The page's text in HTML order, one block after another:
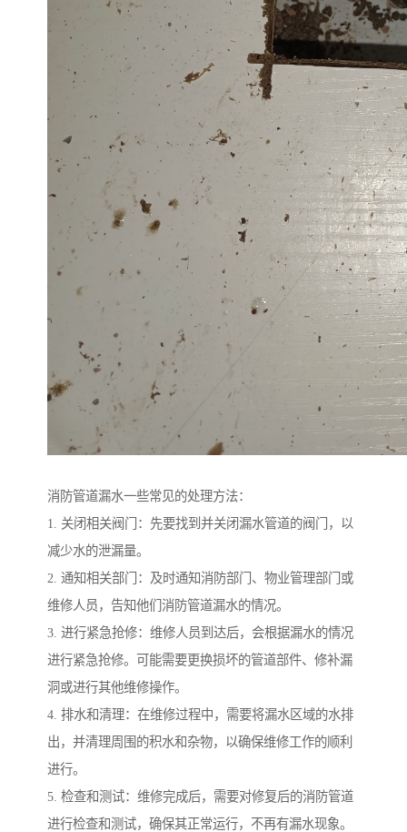
消防管道漏水一些常见的处理方法：
1. 关闭相关阀门：先要找到并关闭漏水管道的阀门，以
减少水的泄漏量。
2. 通知相关部门：及时通知消防部门、物业管理部门或
维修人员，告知他们消防管道漏水的情况。
3. 进行紧急抢修：维修人员到达后，会根据漏水的情况
进行紧急抢修。可能需要更换损坏的管道部件、修补漏
洞或进行其他维修操作。
4. 排水和清理：在维修过程中，需要将漏水区域的水排
出，并清理周围的积水和杂物，以确保维修工作的顺利
进行。
5. 检查和测试：维修完成后，需要对修复后的消防管道
进行检查和测试，确保其正常运行，不再有漏水现象。